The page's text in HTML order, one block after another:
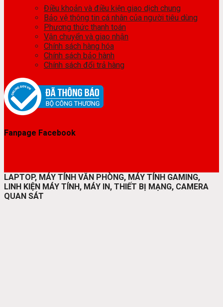
Điều khoản và điều kiện giao dịch chung
Bảo vệ thông tin cá nhân của người tiêu dùng
Phương thức thanh toán
Vận chuyển và giao nhận
Chính sách hàng hóa
Chính sách bảo hành
Chính sách đổi trả hàng
Fanpage Facebook
LAPTOP, MÁY TÍNH VĂN PHÒNG, MÁY TÍNH GAMING,
LINH KIỆN MÁY TÍNH, MÁY IN, THIẾT BỊ MẠNG, CAMERA
QUAN SÁT